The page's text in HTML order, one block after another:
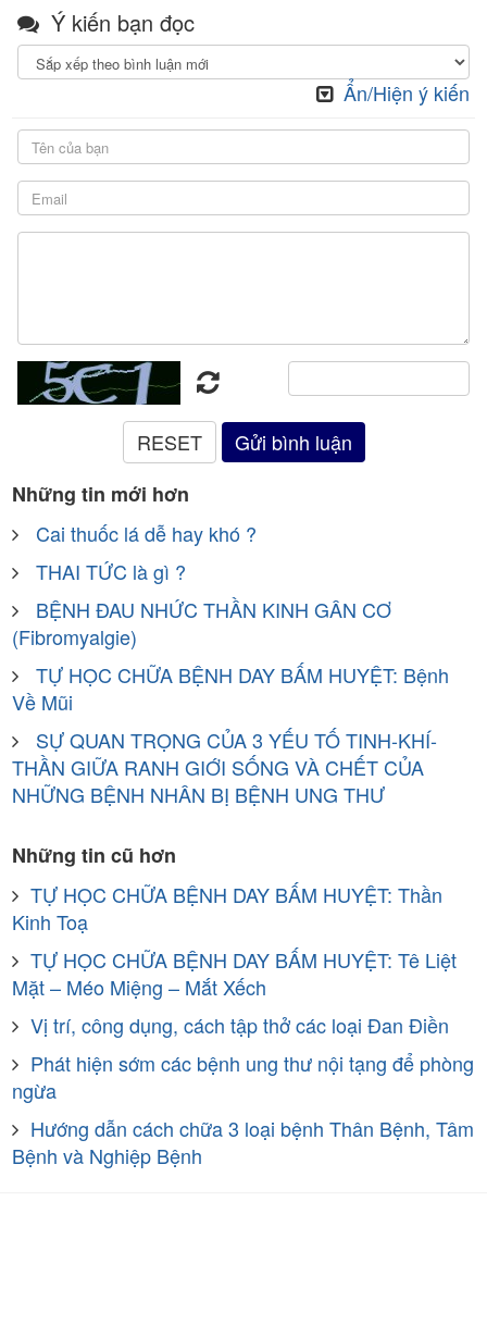
Ý kiến bạn đọc
Ẩn/Hiện ý kiến
Những tin mới hơn
Cai thuốc lá dễ hay khó ?
THAI TỨC là gì ?
BỆNH ĐAU NHỨC THẦN KINH GÂN CƠ
(Fibromyalgie)
TỰ HỌC CHỮA BỆNH DAY BẤM HUYỆT: Bệnh
Về Mũi
SỰ QUAN TRỌNG CỦA 3 YẾU TỐ TINH-KHÍ-
THẦN GIỮA RANH GIỚI SỐNG VÀ CHẾT CỦA
NHỮNG BỆNH NHÂN BỊ BỆNH UNG THƯ
Những tin cũ hơn
TỰ HỌC CHỮA BỆNH DAY BẤM HUYỆT: Thần
Kinh Toạ
TỰ HỌC CHỮA BỆNH DAY BẤM HUYỆT: Tê Liệt
Mặt – Méo Miệng – Mắt Xếch
Vị trí, công dụng, cách tập thở các loại Đan Điền
Phát hiện sớm các bệnh ung thư nội tạng để phòng
ngừa
Hướng dẫn cách chữa 3 loại bệnh Thân Bệnh, Tâm
Bệnh và Nghiệp Bệnh